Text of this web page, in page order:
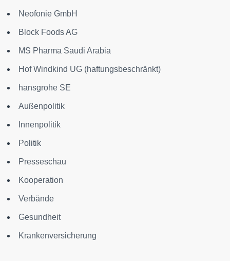
Neofonie GmbH
Block Foods AG
MS Pharma Saudi Arabia
Hof Windkind UG (haftungsbeschränkt)
hansgrohe SE
Außenpolitik
Innenpolitik
Politik
Presseschau
Kooperation
Verbände
Gesundheit
Krankenversicherung